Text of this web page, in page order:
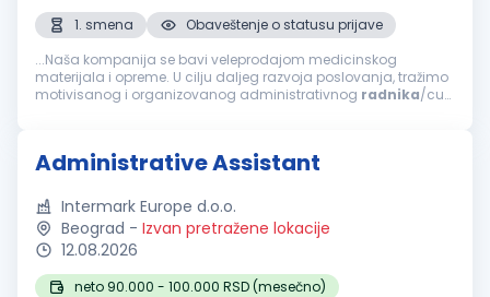
1. smena
Obaveštenje o statusu prijave
...Naša kompanija se bavi veleprodajom medicinskog
materijala i opreme. U cilju daljeg razvoja poslovanja, tražimo
motivisanog i organizovanog administrativnog radnika/cu
Administrative Assistant
Intermark Europe d.o.o.
Beograd - Izvan pretražene lokacije
12.08.2026
neto 90.000 - 100.000 RSD (mesečno)